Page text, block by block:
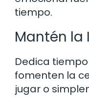
tiempo.
Mantén
Dedica
fomenten la
jugar o